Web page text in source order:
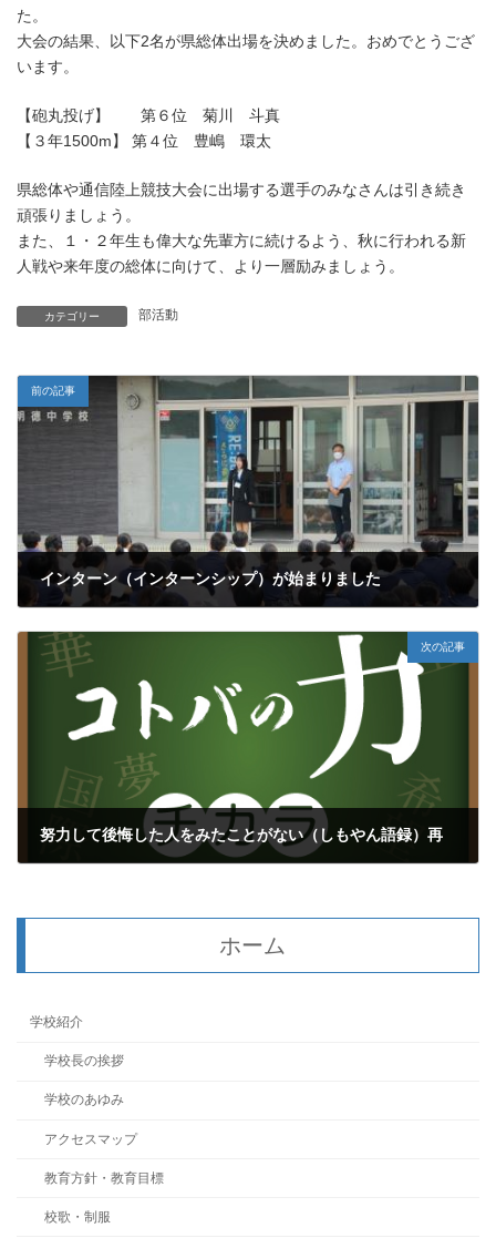
た。
大会の結果、以下2名が県総体出場を決めました。おめでとうござ
います。
【砲丸投げ】 第６位 菊川 斗真
【３年1500m】 第４位 豊嶋 環太
県総体や通信陸上競技大会に出場する選手のみなさんは引き続き
頑張りましょう。
また、１・２年生も偉大な先輩方に続けるよう、秋に行われる新
人戦や来年度の総体に向けて、より一層励みましょう。
カテゴリー 部活動
前の記事
インターン（インターンシップ）が始まりました
次の記事
努力して後悔した人をみたことがない（しもやん語録）再
ホーム
学校紹介
学校長の挨拶
学校のあゆみ
アクセスマップ
教育方針・教育目標
校歌・制服